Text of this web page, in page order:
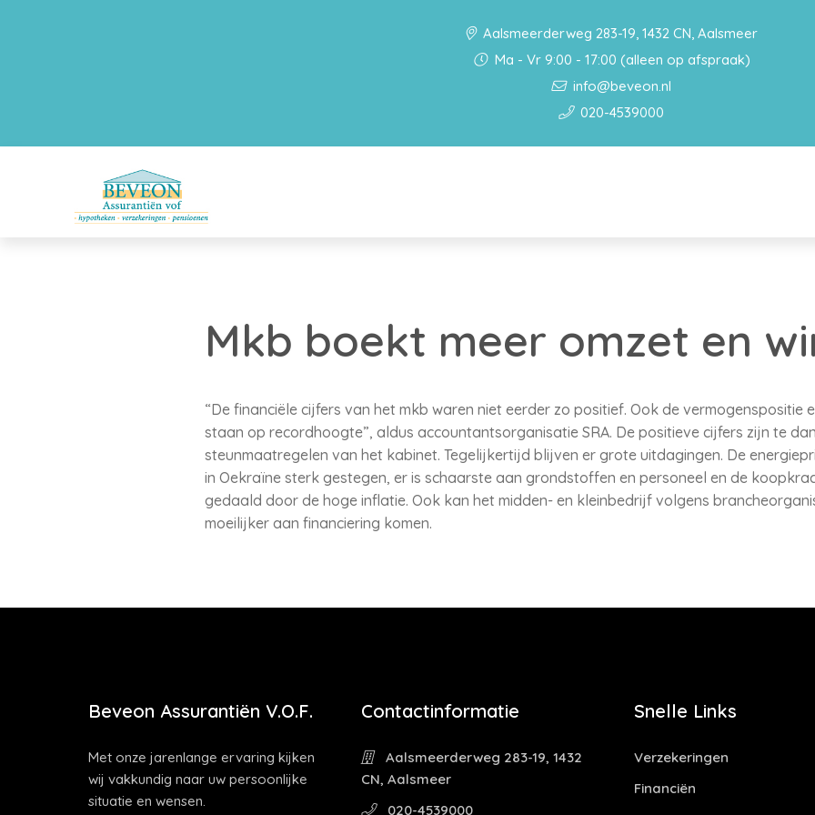
Aalsmeerderweg 283-19, 1432 CN, Aalsmeer
Ma - Vr 9:00 - 17:00 (alleen op afspraak)
info@beveon.nl
020-4539000
Mkb boekt meer omzet en
“De financiële cijfers van het mkb waren niet eerder zo positief. Ook de vermogenspositie
staan op recordhoogte”, aldus accountantsorganisatie SRA. De positieve cijfers zijn te
steunmaatregelen van het kabinet. Tegelijkertijd blijven er grote uitdagingen. De
in Oekraïne sterk gestegen, er is schaarste aan grondstoffen en personeel en de
gedaald door de hoge inflatie. Ook kan het midden- en kleinbedrijf volgens
moeilijker aan financiering komen.
Beveon Assurantiën V.O.F.
Met onze jarenlange ervaring kijken
wij vakkundig naar uw persoonlijke
situatie en wensen.
Contactinformatie
Aalsmeerderweg 283-19, 1432
CN, Aalsmeer
020-4539000
Snelle Links
Verzekeringen
Financiën